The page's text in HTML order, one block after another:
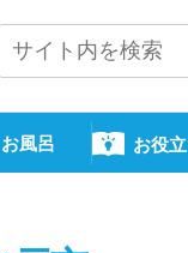
お風呂 お役